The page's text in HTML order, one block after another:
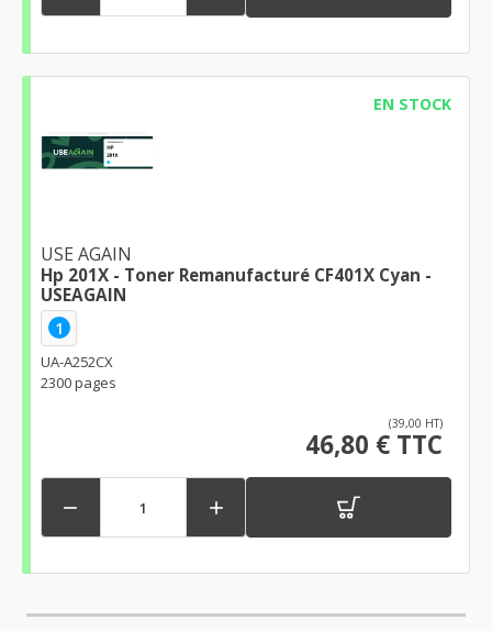
EN STOCK
USE AGAIN
Hp 201X - Toner Remanufacturé CF401X Cyan -
USEAGAIN
1
UA-A252CX
2300 pages
(39,00 HT)
46,80 € TTC
 